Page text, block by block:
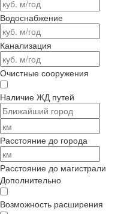
Водоснабжение
Канализация
Очистные сооружения
Наличие ЖД путей
Расстояние до города
Расстояние до магистрали
Дополнительно
Возможность расширения